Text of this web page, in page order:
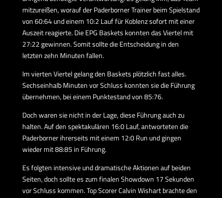
mitzureißen, worauf der Paderborner Trainer beim Spielstand
von 60:64 und einem 10:2 Lauf für Koblenz sofort mit einer
Auszeit reagierte. Die EPG Baskets konnten das Viertel mit
27:22 gewinnen. Somit sollte die Entscheidung in den
letzten zehn Minuten fallen.
Im vierten Viertel gelang den Baskets plötzlich fast alles.
Sechseinhalb Minuten vor Schluss konnten sie die Führung
übernehmen, bei einem Punktestand von 85:76.
Doch waren sie nicht in der Lage, diese Führung auch zu
halten. Auf den spektakulären 16:0 Lauf, antworteten die
Paderborner ihrerseits mit einem 12:0 Run und gingen
wieder mit 88:85 in Führung.
Es folgten intensive und dramatische Aktionen auf beiden
Seiten, doch sollte es zum finalen Showdown 17 Sekunden
vor Schluss kommen. Top Scorer Calvin Wishart brachte den